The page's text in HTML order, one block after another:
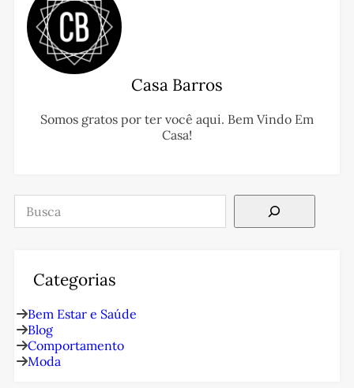
Casa Barros
Somos gratos por ter você aqui. Bem Vindo Em
Casa!
Pesquisar
Categorias
Bem Estar e Saúde
Blog
Comportamento
Moda